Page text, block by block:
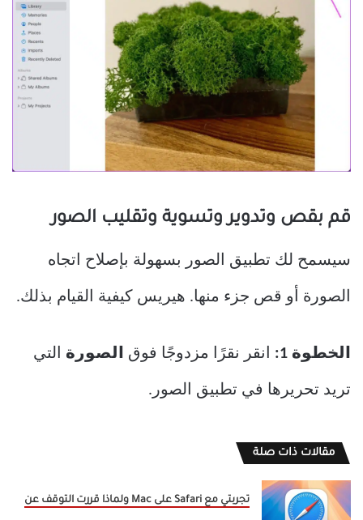
قم بقص وتدوير وتسوية وتقليب الصور
سيسمح لك تطبيق الصور بسهولة بإصلاح اتجاه
الصورة أو قص جزء منها. هيريس كيفية القيام بذلك.
الخطوة 1: انقر نقرًا مزدوجًا فوق الصورة التي
تريد تحريرها في تطبيق الصور.
مقالات ذات صلة
تجربتي مع Safari على Mac ولماذا قررت التوقف عن